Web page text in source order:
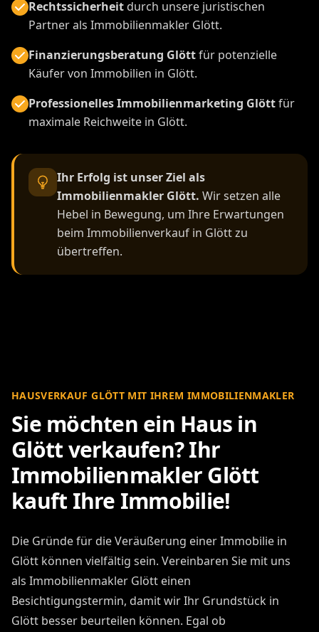
Rechtssicherheitdurch unsere juristischen
Partner als Immobilienmakler Glött.
Finanzierungsberatung Glöttfür potenzielle
Käufer von Immobilien in Glött.
Professionelles Immobilienmarketing Glöttfür
maximale Reichweite in Glött.
Ihr Erfolg ist unser Ziel als
Immobilienmakler Glött. Wir setzen alle
Hebel in Bewegung, um Ihre Erwartungen
beim Immobilienverkauf in Glött zu
übertreffen.
HAUSVERKAUF GLÖTT MIT IHREM IMMOBILIENMAKLER
Sie möchten ein Haus in
Glött verkaufen? Ihr
Immobilienmakler Glött
kauft Ihre Immobilie!
Die Gründe für die Veräußerung einer Immobilie in
Glött können vielfältig sein. Vereinbaren Sie mit uns
als Immobilienmakler Glött einen
Besichtigungstermin, damit wir Ihr Grundstück in
Glött besser beurteilen können. Egal ob